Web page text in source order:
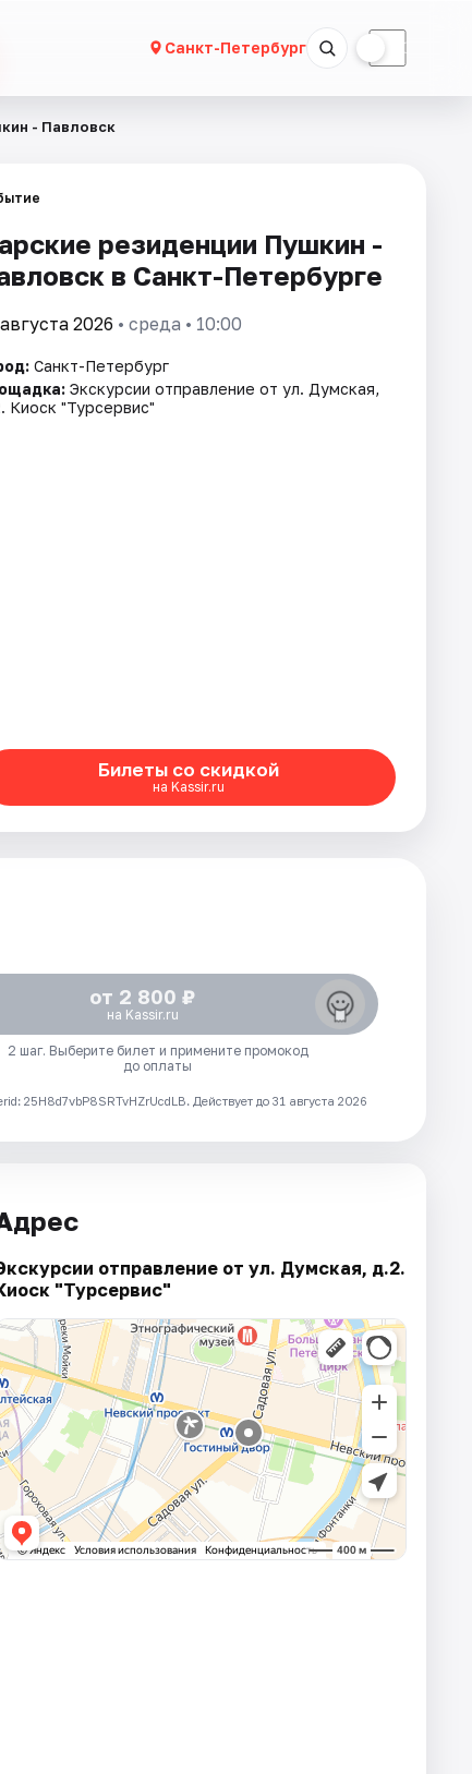
Санкт-Петербург ☾
- Павловск
резиденции Пушкин -
в Санкт-Петербурге
2026 • среда • 10:00
Санкт-Петербург
Экскурсии отправление от ул. Думская,
Киоск "Турсервис"
Билеты со скидкой
на Kassir.ru
от 2 800 ₽
на Kassir.ru
2 шаг. Выберите билет и примените промокод
до оплаты
Действует до 31 августа 2026
отправление от ул. Думская, д.2.
"Турсервис"